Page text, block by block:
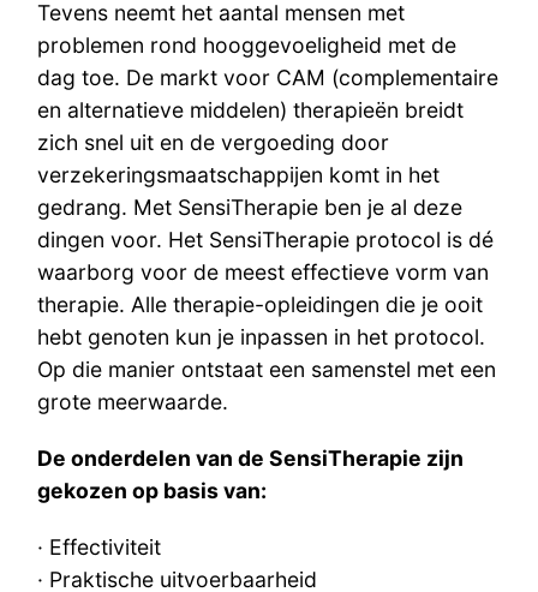
Tevens neemt het aantal mensen met
problemen rond hooggevoeligheid met de
dag toe. De markt voor CAM (complementaire
en alternatieve middelen) therapieën breidt
zich snel uit en de vergoeding door
verzekeringsmaatschappijen komt in het
gedrang. Met SensiTherapie ben je al deze
dingen voor. Het SensiTherapie protocol is dé
waarborg voor de meest effectieve vorm van
therapie. Alle therapie-opleidingen die je ooit
hebt genoten kun je inpassen in het protocol.
Op die manier ontstaat een samenstel met een
grote meerwaarde.
De onderdelen van de SensiTherapie zijn
gekozen op basis van:
· Effectiviteit
· Praktische uitvoerbaarheid